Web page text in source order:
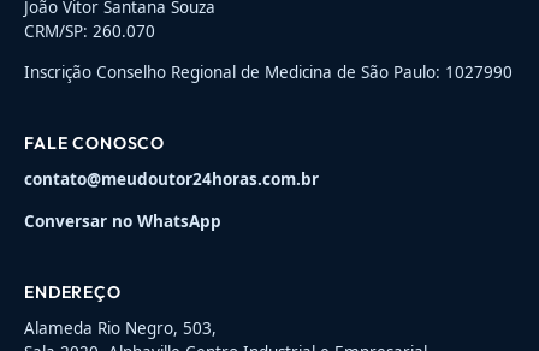
João Vitor Santana Souza
CRM/SP: 260.070
Inscrição Conselho Regional de Medicina de São Paulo: 1027990
FALE CONOSCO
contato@meudoutor24horas.com.br
Conversar no WhatsApp
ENDEREÇO
Alameda Rio Negro, 503,